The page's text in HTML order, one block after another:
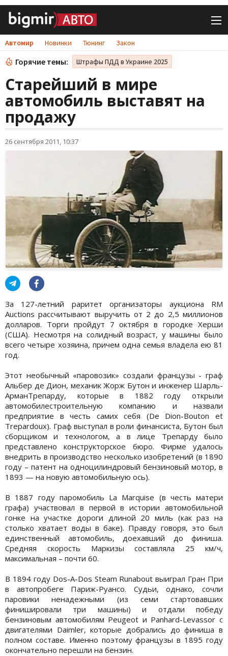
Автомир Новинки Тюнинг Закон
Горячие темы: Штрафы ПДД в Украине 2025
Старейший в мире
автомобиль выставят на
продажу
26 сентября 2011, 10:37
За 127-летний раритет организаторы аукциона RM
Auctions рассчитывают выручить от 2 до 2,5 миллионов
долларов. Торги пройдут 7 октября в городке Херши
(США). Несмотря на солидный возраст, у машины было
всего четыре хозяина, причем одна семья владела ею 81
год.
Этот необычный «паровозик» создали французы - граф
Альбер де Дион, механик Жорж Бутон и инженер Шарль-
АрманТрепарду, которые в 1882 году открыли
автомобилестроительную компанию и назвали
предприятие в честь самих себя (De Dion-Bouton et
Trepardoux). Граф выступал в роли финансиста, Бутон был
сборщиком и технологом, а в лице Трепарду было
представлено конструкторское бюро. Фирме удалось
внедрить в производство несколько изобретений (в 1890
году – патент на одноцилиндровый бензиновый мотор, в
1893 — на новую автомобильную ось).
В 1887 году паромобиль La Marquise (в честь матери
графа) участвовал в первой в истории автомобильной
гонке на участке дороги длиной 20 миль (как раз на
столько хватает воды в баке). Правду говоря, это был
единственный автомобиль, доехавший до финиша.
Средняя скорость Маркизы составляла 25 км/ч,
максимальная – почти 60.
В 1894 году Dos-A-Dos Steam Runabout выиграл Гран При
в автопробеге Париж-Руансо. Судьи, однако, сочли
паровики ненадежными (из семи стартовавших
финишировали три машины) и отдали победу
бензиновым автомобилям Peugeot и Panhard-Levassor с
двигателями Daimler, которые добрались до финиша в
полном составе. Именно поэтому французы в 1895 году
окончательно перешли на бензин.